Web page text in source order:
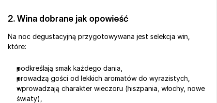
2. Wina dobrane jak opowieść
Na noc degustacyjną przygotowywana jest selekcja win,
które:
podkreślają smak każdego dania,
prowadzą gości od lekkich aromatów do wyrazistych,
wprowadzają charakter wieczoru (hiszpania, włochy, nowe
światy),